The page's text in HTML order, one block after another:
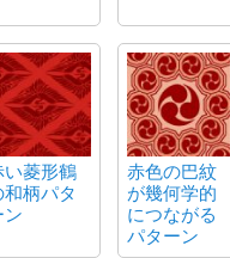
い菱形鶴
和柄パタ
ン
赤色の巴紋
が幾何学的
につながる
パターン